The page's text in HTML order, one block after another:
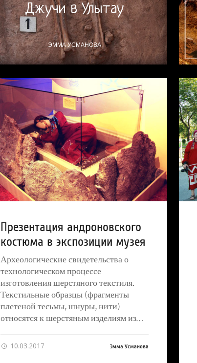
Джучи в Улытау
ЭММА УСМАНОВА
Презентация андроновского
костюма в экспозиции музея
Археологические свидетельства о
технологическом процессе
изготовления шерстяного текстиля.
Текстильные образцы (фрагменты
плетеной тесьмы, шнуры, нити)
относятся к шерстяным изделиям из…
10.03.2017 Эмма Усманова